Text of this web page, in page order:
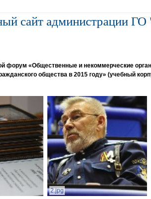
сайт администрации ГО
форум «Общественные и некоммерческие
общества в 2015 году» (учебный
2.jpg